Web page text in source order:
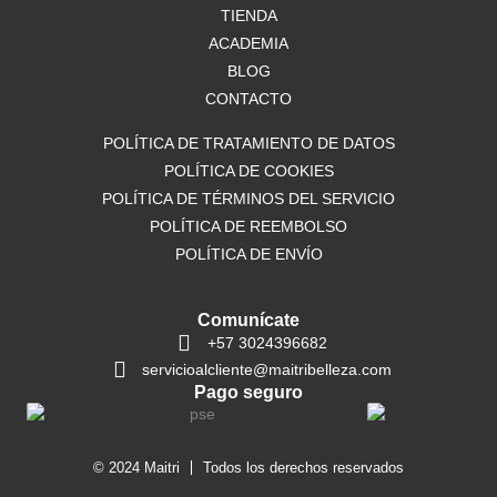
r
a
m
TIENDA
ACADEMIA
BLOG
CONTACTO
POLÍTICA DE TRATAMIENTO DE DATOS
POLÍTICA DE COOKIES
POLÍTICA DE TÉRMINOS DEL SERVICIO
POLÍTICA DE REEMBOLSO
POLÍTICA DE ENVÍO
Comunícate
+57 3024396682
servicioalcliente@maitribelleza.com
Pago seguro
© 2024 Maitri Todos los derechos reservados